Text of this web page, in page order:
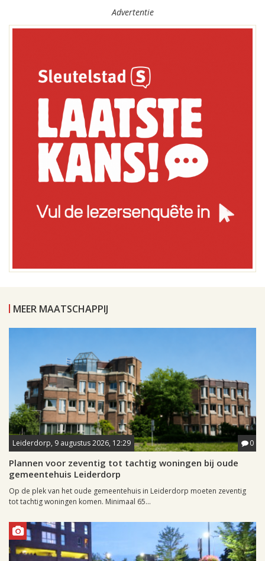
Advertentie
MEER MAATSCHAPPIJ
Leiderdorp, 9 augustus 2026, 12:29 0
Plannen voor zeventig tot tachtig woningen bij oude
gemeentehuis Leiderdorp
Op de plek van het oude gemeentehuis in Leiderdorp moeten zeventig
tot tachtig woningen komen. Minimaal 65...